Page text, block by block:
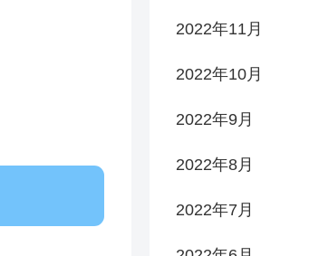
2022年11月
2022年10月
2022年9月
2022年8月
2022年7月